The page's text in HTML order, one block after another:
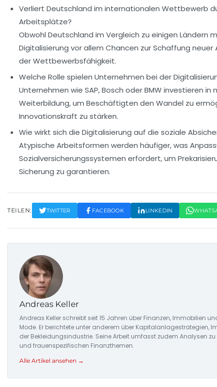
Verliert Deutschland im internationalen Wettbewerb
Arbeitsplätze?
Obwohl Deutschland im Vergleich zu einigen
Digitalisierung vor allem Chancen zur Schaffung neuer
der Wettbewerbsfähigkeit.
Welche Rolle spielen Unternehmen bei der
Unternehmen wie SAP, Bosch oder BMW investieren in
Weiterbildung, um Beschäftigten den Wandel zu
Innovationskraft zu stärken.
Wie wirkt sich die Digitalisierung auf die soziale
Atypische Arbeitsformen werden häufiger, was
Sozialversicherungssystemen erfordert, um
Sicherung zu garantieren.
TEILEN: TWITTER FACEBOOK LINKEDIN
Andreas Keller
Andreas Keller schreibt seit 15 Jahren über Finanzen, Immobilien
Mode. Er berichtete unter anderem über Kapitalanlagestrategien,
der Bekleidungsindustrie. Seine Arbeit umfasst zudem Analysen
und frauenspezifischen Finanzthemen.
Alle Artikel ansehen →